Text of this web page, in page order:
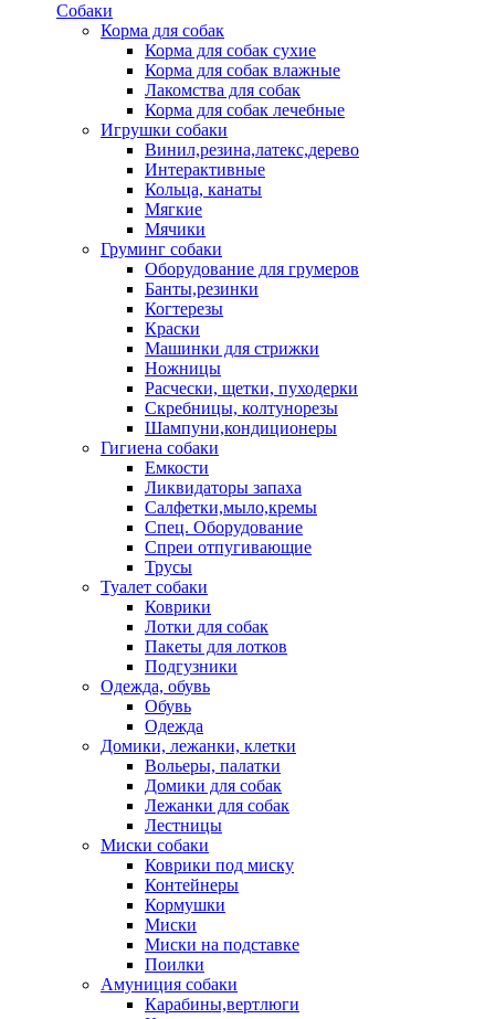
Собаки
Корма для собак
Корма для собак сухие
Корма для собак влажные
Лакомства для собак
Корма для собак лечебные
Игрушки собаки
Винил,резина,латекс,дерево
Интерактивные
Кольца, канаты
Мягкие
Мячики
Груминг собаки
Оборудование для грумеров
Банты,резинки
Когтерезы
Краски
Машинки для стрижки
Ножницы
Расчески, щетки, пуходерки
Скребницы, колтунорезы
Шампуни,кондиционеры
Гигиена собаки
Емкости
Ликвидаторы запаха
Салфетки,мыло,кремы
Спец. Оборудование
Спреи отпугивающие
Трусы
Туалет собаки
Коврики
Лотки для собак
Пакеты для лотков
Подгузники
Одежда, обувь
Обувь
Одежда
Домики, лежанки, клетки
Вольеры, палатки
Домики для собак
Лежанки для собак
Лестницы
Миски собаки
Коврики под миску
Контейнеры
Кормушки
Миски
Миски на подставке
Поилки
Амуниция собаки
Карабины,вертлюги